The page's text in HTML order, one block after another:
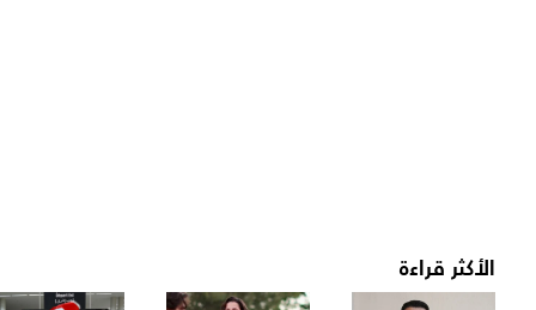
الأكثر قراءة